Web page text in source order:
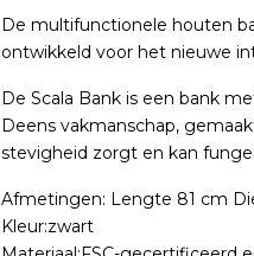
De multifunctionele houten
ontwikkeld voor het nieuwe
De Scala Bank is een bank
Deens vakmanschap,
stevigheid zorgt en kan
Afmetingen: Lengte 81 cm
Kleur:zwart